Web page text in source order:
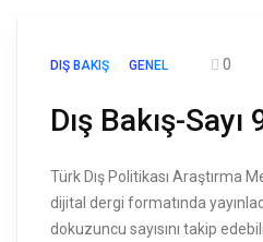
DIŞ BAKIŞ GENEL 0
Dış Bakış-Sayı
Türk Dış Politikası Araştırma
dijital dergi formatında
dokuzuncu sayısını takip